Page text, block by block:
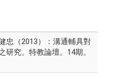
忠（2013）：溝通輔具對
研究。特教論壇。14期。